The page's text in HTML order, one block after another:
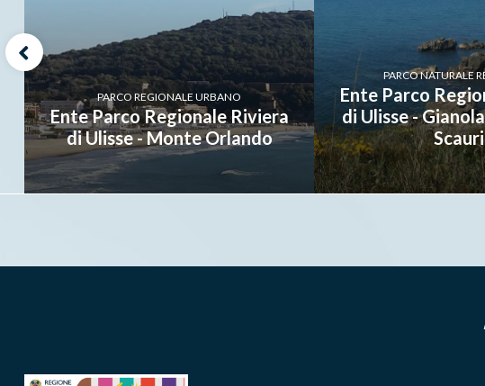
PARCO REGIONALE URBANO
Ente Parco Regionale Riviera
di Ulisse - Monte Orlando
PARCO NATURALE
Ente Parco
di Ulisse -
Scauri